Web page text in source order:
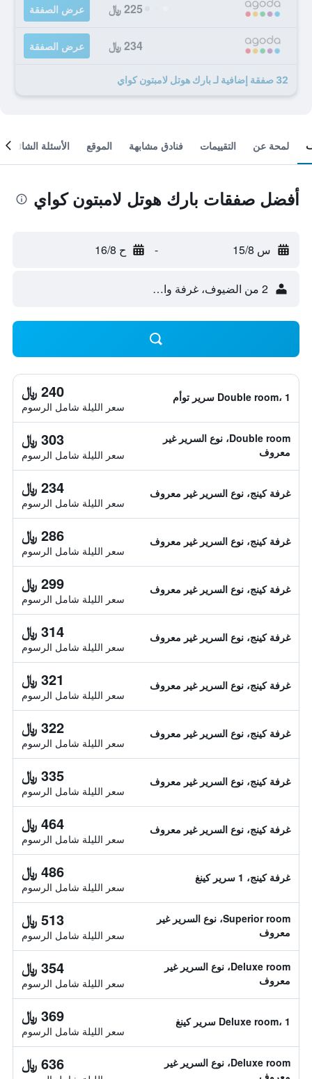
225 ﷼ عرض الصفقة
234 ﷼ عرض الصفقة
32 صفقة إضافية لـ بارك هوتل لامبتون كواي
لمحة عن التقييمات فنادق مشابهة الموقع الأسئلة الشائعة
أفضل صفقات بارك هوتل لامبتون كواي
س 15/8 - ح 16/8
2 من الضيوف، غرفة واحدة
Double room، 1 سرير توأم 240 ﷼
سعر الليلة شامل الرسوم
Double room، نوع السرير غير
معروف
303 ﷼
سعر الليلة شامل الرسوم
غرفة كينج، نوع السرير غير معروف 234 ﷼
سعر الليلة شامل الرسوم
غرفة كينج، نوع السرير غير معروف 286 ﷼
سعر الليلة شامل الرسوم
غرفة كينج، نوع السرير غير معروف 299 ﷼
سعر الليلة شامل الرسوم
غرفة كينج، نوع السرير غير معروف 314 ﷼
سعر الليلة شامل الرسوم
غرفة كينج، نوع السرير غير معروف 321 ﷼
سعر الليلة شامل الرسوم
غرفة كينج، نوع السرير غير معروف 322 ﷼
سعر الليلة شامل الرسوم
غرفة كينج، نوع السرير غير معروف 335 ﷼
سعر الليلة شامل الرسوم
غرفة كينج، نوع السرير غير معروف 464 ﷼
سعر الليلة شامل الرسوم
غرفة كينج، 1 سرير كينغ 486 ﷼
سعر الليلة شامل الرسوم
Superior room، نوع السرير غير
معروف
513 ﷼
سعر الليلة شامل الرسوم
Deluxe room، نوع السرير غير
معروف
354 ﷼
سعر الليلة شامل الرسوم
Deluxe room، 1 سرير كينغ 369 ﷼
سعر الليلة شامل الرسوم
Deluxe room، نوع السرير غير
معروف
636 ﷼